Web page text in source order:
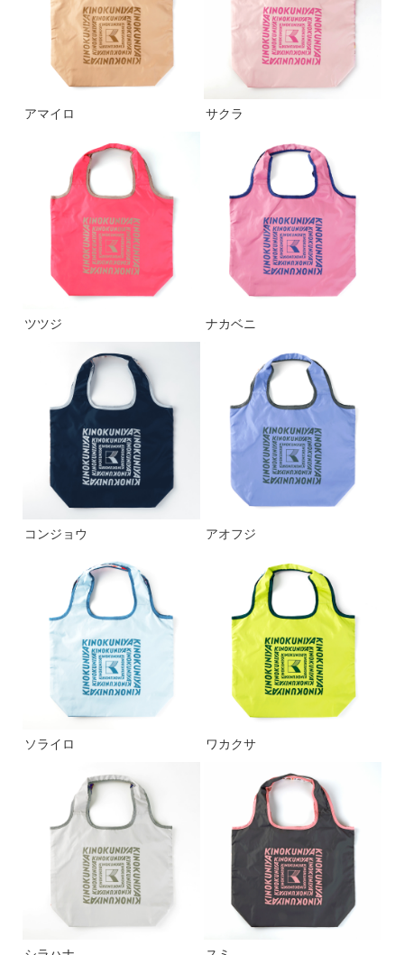
アマイロ サクラ
ツツジ ナカベニ
コンジョウ アオフジ
ソライロ ワカクサ